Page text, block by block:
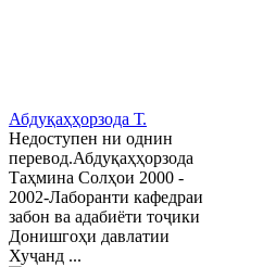
Абдуқаҳҳорзода Т.
Недоступен ни однин
перевод.Абдуқаҳҳорзода
Таҳмина Солҳои 2000 -
2002-Лаборанти кафедраи
забон ва адабиёти тоҷики
Донишгоҳи давлатии
Хуҷанд ...